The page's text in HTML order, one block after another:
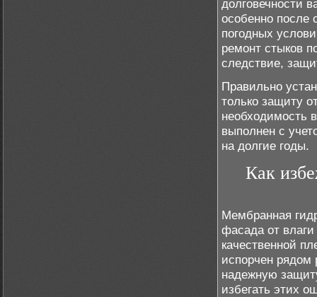
долговечности
особенно после
погодных
ремонт стыков
следствие,
Правильно
только защиту
необходимость
выполнен с
на долгие годы.
Как
Мембранная
фасада от
качественной
испорчен рядом
надежную
избегать этих